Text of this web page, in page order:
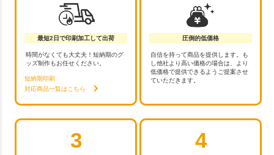
最短2日で印刷加工して出荷
時間がなくても大丈夫！短納期のグ
ッズ制作もお任せください。
短納期印刷
対応商品一覧はこちら
圧倒的低価格
自信を持って商品を提供します。も
し他社より高い価格の場合は、より
低価格で提供できるようご提案させ
ていただきます。
3 4